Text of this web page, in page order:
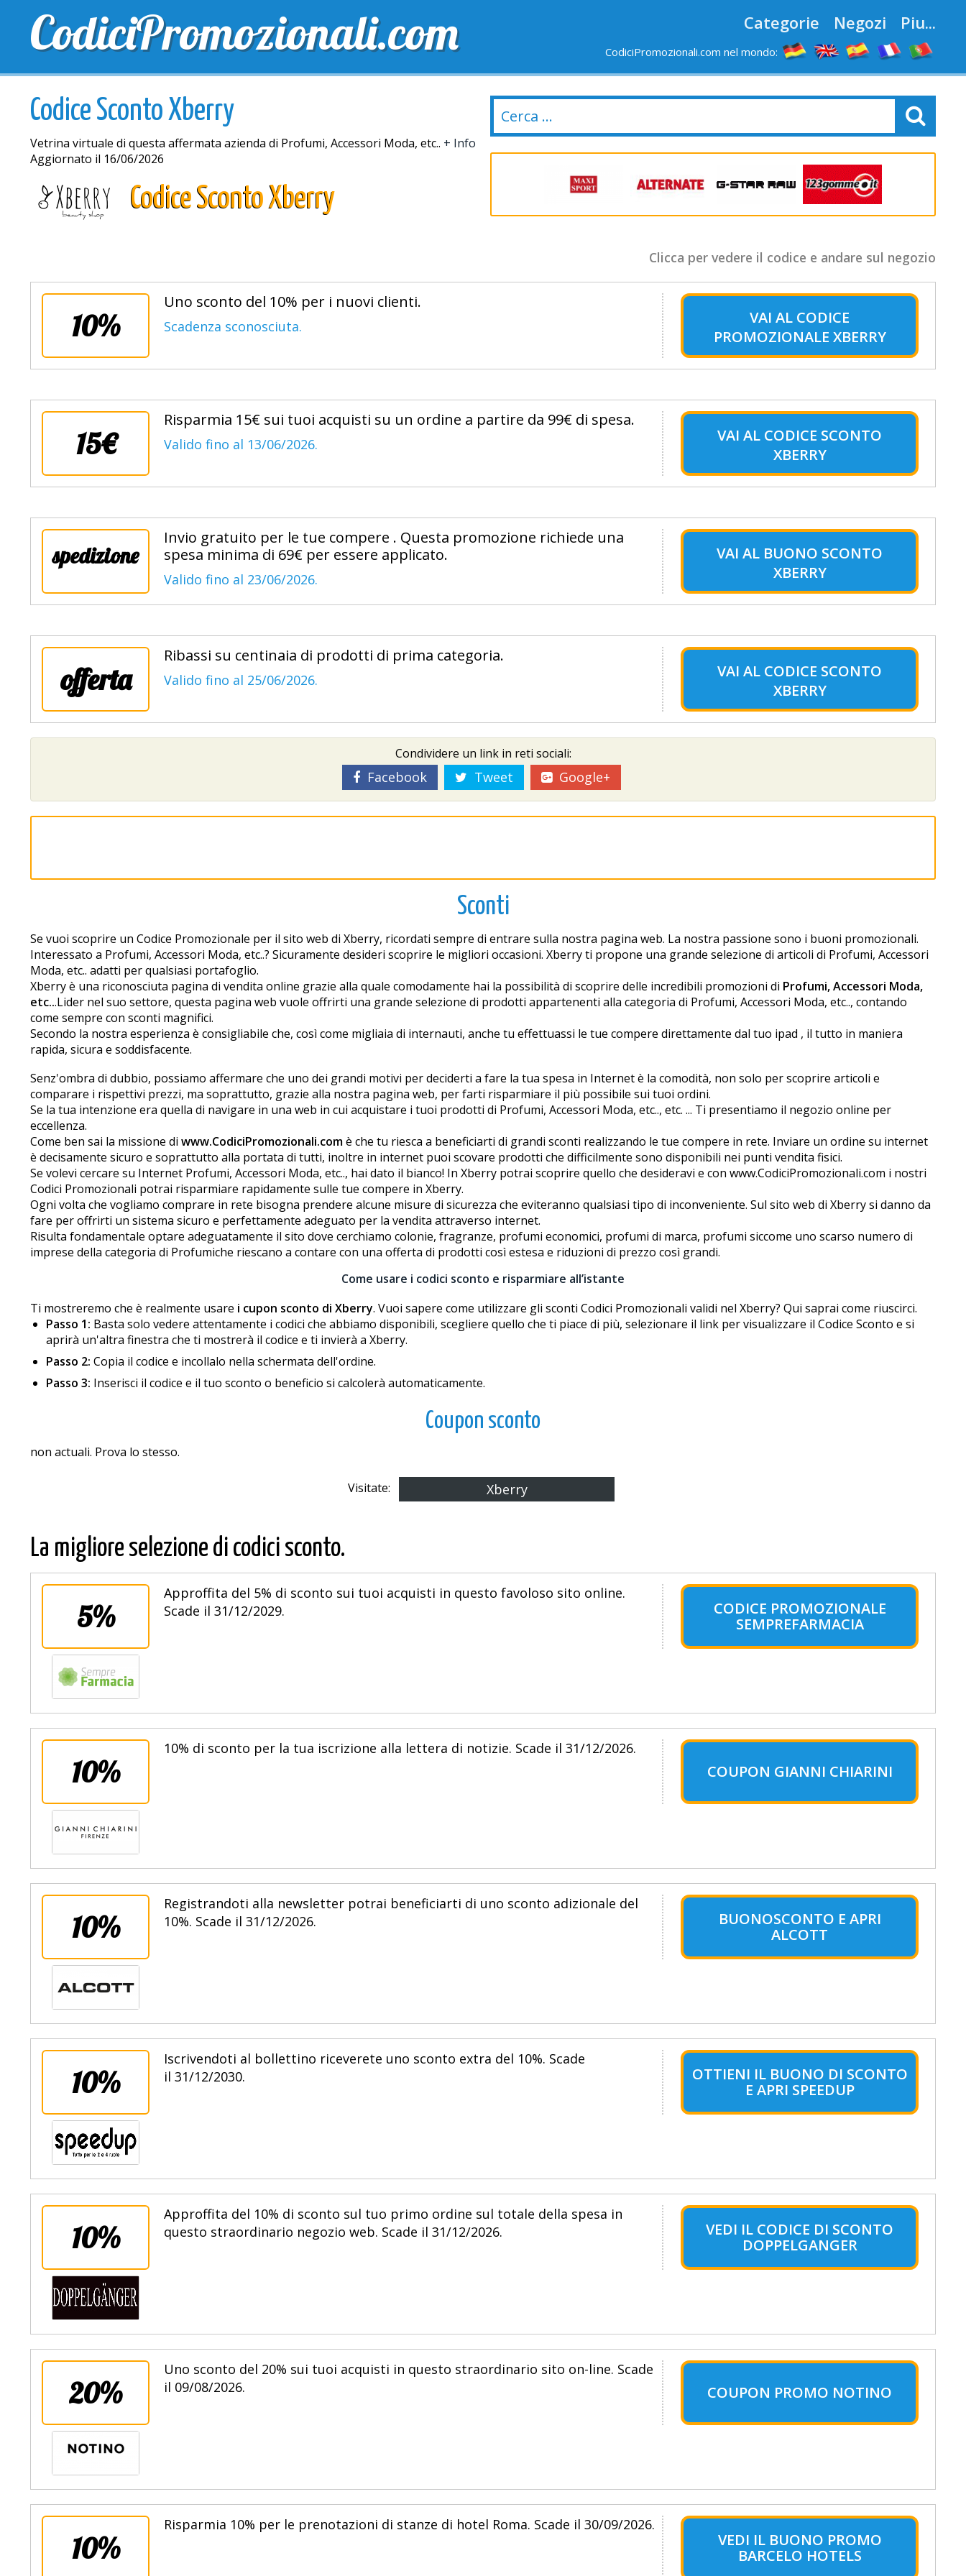
CodiciPromozionali.com Categorie Negozi Piu...
CodiciPromozionali.com nel mondo:
TOP SCONTI SCONTI ESCLUSIVI NUOVI NEGOZI
Codice Sconto Xberry
Vetrina virtuale di questa affermata azienda di Profumi, Accessori Moda, etc.. + Info
Aggiornato il 16/06/2026
Codice Sconto Xberry
Clicca per vedere il codice e andare sul negozio
10%
Uno sconto del 10% per i nuovi clienti.
Scadenza sconosciuta. VAI AL CODICE
PROMOZIONALE XBERRY
15€
Risparmia 15€ sui tuoi acquisti su un ordine a partire da 99€ di spesa.
Valido fino al 13/06/2026. VAI AL CODICE SCONTO
XBERRY
spedizione
Invio gratuito per le tue compere . Questa promozione richiede una
spesa minima di 69€ per essere applicato.
Valido fino al 23/06/2026.
VAI AL BUONO SCONTO
XBERRY
offerta
Ribassi su centinaia di prodotti di prima categoria.
Valido fino al 25/06/2026. VAI AL CODICE SCONTO
XBERRY
Condividere un link in reti sociali:
Facebook Tweet Google+
Sconti
Se vuoi scoprire un Codice Promozionale per il sito web di Xberry, ricordati sempre di entrare sulla nostra pagina web. La nostra passione sono i buoni promozionali.
Interessato a Profumi, Accessori Moda, etc..? Sicuramente desideri scoprire le migliori occasioni. Xberry ti propone una grande selezione di articoli di Profumi, Accessori
Moda, etc.. adatti per qualsiasi portafoglio.
Xberry è una riconosciuta pagina di vendita online grazie alla quale comodamente hai la possibilità di scoprire delle incredibili promozioni di Profumi, Accessori Moda,
etc...Lider nel suo settore, questa pagina web vuole offrirti una grande selezione di prodotti appartenenti alla categoria di Profumi, Accessori Moda, etc.., contando
come sempre con sconti magnifici.
Secondo la nostra esperienza è consigliabile che, così come migliaia di internauti, anche tu effettuassi le tue compere direttamente dal tuo ipad , il tutto in maniera
rapida, sicura e soddisfacente.
Senz'ombra di dubbio, possiamo affermare che uno dei grandi motivi per deciderti a fare la tua spesa in Internet è la comodità, non solo per scoprire articoli e
comparare i rispettivi prezzi, ma soprattutto, grazie alla nostra pagina web, per farti risparmiare il più possibile sui tuoi ordini.
Se la tua intenzione era quella di navigare in una web in cui acquistare i tuoi prodotti di Profumi, Accessori Moda, etc.., etc. ... Ti presentiamo il negozio online per
eccellenza.
Come ben sai la missione di www.CodiciPromozionali.comè che tu riesca a beneficiarti di grandi sconti realizzando le tue compere in rete. Inviare un ordine su internet
è decisamente sicuro e soprattutto alla portata di tutti, inoltre in internet puoi scovare prodotti che difficilmente sono disponibili nei punti vendita fisici.
Se volevi cercare su Internet Profumi, Accessori Moda, etc.., hai dato il bianco! In Xberry potrai scoprire quello che desideravi e con www.CodiciPromozionali.com i nostri
Codici Promozionali potrai risparmiare rapidamente sulle tue compere in Xberry.
Ogni volta che vogliamo comprare in rete bisogna prendere alcune misure di sicurezza che eviteranno qualsiasi tipo di inconveniente. Sul sito web di Xberry si danno da
fare per offrirti un sistema sicuro e perfettamente adeguato per la vendita attraverso internet.
Risulta fondamentale optare adeguatamente il sito dove cerchiamo colonie, fragranze, profumi economici, profumi di marca, profumi siccome uno scarso numero di
imprese della categoria di Profumiche riescano a contare con una offerta di prodotti così estesa e riduzioni di prezzo così grandi.
Come usare i codici sconto e risparmiare all’istante
Ti mostreremo che è realmente usare i cupon sconto di Xberry. Vuoi sapere come utilizzare gli sconti Codici Promozionali validi nel Xberry? Qui saprai come riuscirci.
Passo 1: Basta solo vedere attentamente i codici che abbiamo disponibili, scegliere quello che ti piace di più, selezionare il link per visualizzare il Codice Sconto e si
aprirà un'altra finestra che ti mostrerà il codice e ti invierà a Xberry.
Passo 2: Copia il codice e incollalo nella schermata dell'ordine.
Passo 3: Inserisci il codice e il tuo sconto o beneficio si calcolerà automaticamente.
Coupon sconto
non actuali. Prova lo stesso.
Visitate: Xberry
La migliore selezione di codici sconto.
5%
Approffita del 5% di sconto sui tuoi acquisti in questo favoloso sito online.
Scade il 31/12/2029.
CODICE PROMOZIONALE
SEMPREFARMACIA
10%
10% di sconto per la tua iscrizione alla lettera di notizie. Scade il 31/12/2026.
COUPON GIANNI CHIARINI
10%
Registrandoti alla newsletter potrai beneficiarti di uno sconto adizionale del
10%. Scade il 31/12/2026.
BUONOSCONTO E APRI
ALCOTT
10%
Iscrivendoti al bollettino riceverete uno sconto extra del 10%. Scade
il 31/12/2030.
OTTIENI IL BUONO DI SCONTO
E APRI SPEEDUP
10%
Approffita del 10% di sconto sul tuo primo ordine sul totale della spesa in
questo straordinario negozio web. Scade il 31/12/2026.
VEDI IL CODICE DI SCONTO
DOPPELGANGER
20%
Uno sconto del 20% sui tuoi acquisti in questo straordinario sito on-line. Scade
il 09/08/2026.
COUPON PROMO NOTINO
10%
Risparmia 10% per le prenotazioni di stanze di hotel Roma. Scade il 30/09/2026.
VEDI IL BUONO PROMO
BARCELO HOTELS